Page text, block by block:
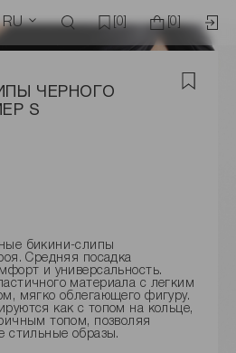
RU [0] [0]
ЧЕРНОГО
S
бикини-слипы
Средняя посадка
и универсальность.
материала с легким
мягко облегающего фигуру.
как с топом на кольце,
топом, позволяя
стильные образы.